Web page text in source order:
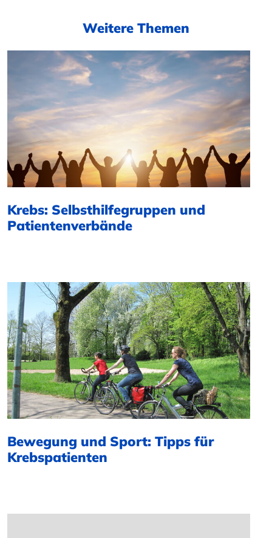
Weitere Themen
Krebs: Selbsthilfegruppen und
Patientenverbände
Bewegung und Sport: Tipps für
Krebspatienten